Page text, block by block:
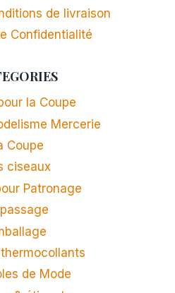
de livraison
Confidentialité
la Coupe
Mercerie
Coupe
ciseaux
Patronage
de Mode